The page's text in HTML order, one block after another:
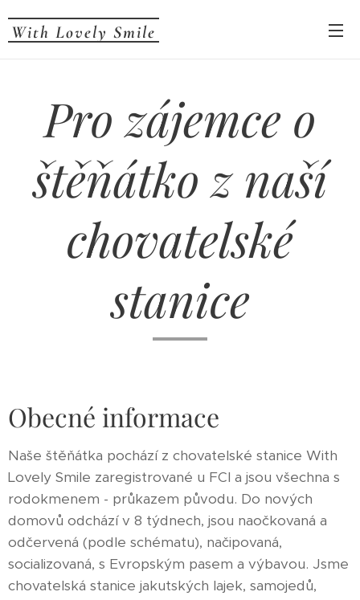
With Lovely Smile
Pro zájemce o
štěňátko z naší
chovatelské
stanice
Obecné informace
Naše štěňátka pochází z chovatelské stanice With
Lovely Smile zaregistrované u FCI a jsou všechna s
rodokmenem - průkazem původu. Do nových
domovů odchází v 8 týdnech, jsou naočkovaná a
odčervená (podle schématu), načipovaná,
socializovaná, s Evropským pasem a výbavou. Jsme
chovatelská stanice jakutských lajek, samojedů,